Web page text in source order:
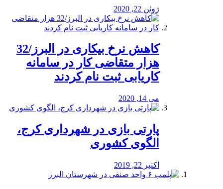
ژوئن 22, 2020
کاهش نرخ بیکاری در البرز/32
هزار متقاضی کار در سامانه
کاریابی ثبت نام کردند
می 14, 2020
پارتی بازی در شهرداری کرج،
الگوی کشوری
اکتبر 22, 2019